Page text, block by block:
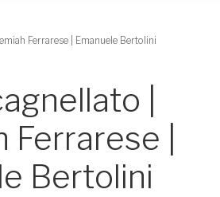
Ferrarese | Emanuele Bertolini
|
Ferrarese |
Bertolini